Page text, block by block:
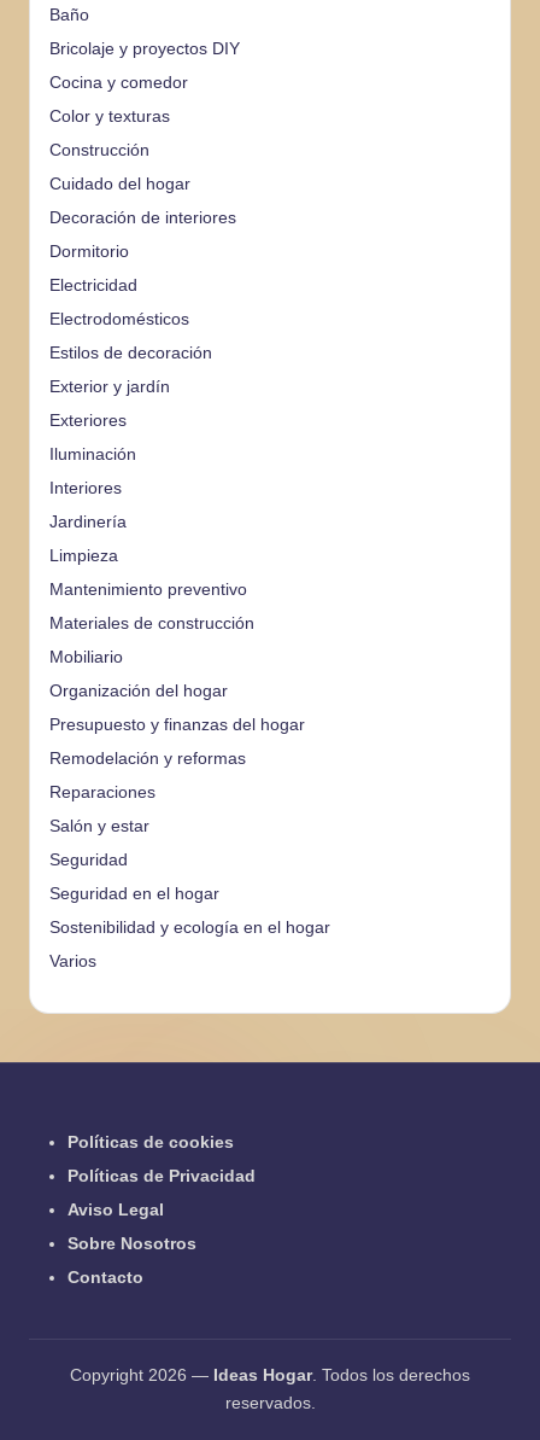
Baño
Bricolaje y proyectos DIY
Cocina y comedor
Color y texturas
Construcción
Cuidado del hogar
Decoración de interiores
Dormitorio
Electricidad
Electrodomésticos
Estilos de decoración
Exterior y jardín
Exteriores
Iluminación
Interiores
Jardinería
Limpieza
Mantenimiento preventivo
Materiales de construcción
Mobiliario
Organización del hogar
Presupuesto y finanzas del hogar
Remodelación y reformas
Reparaciones
Salón y estar
Seguridad
Seguridad en el hogar
Sostenibilidad y ecología en el hogar
Varios
Políticas de cookies
Políticas de Privacidad
Aviso Legal
Sobre Nosotros
Contacto
Copyright 2026 — Ideas Hogar. Todos los derechos
reservados.